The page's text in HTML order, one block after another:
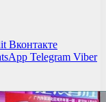
Вконтакте
Telegram Viber